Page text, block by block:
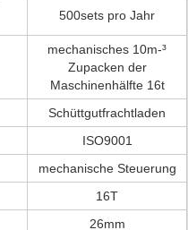
500sets pro Jahr
mechanisches 10m-³
Zupacken der
Maschinenhälfte 16t
Schüttgutfrachtladen
ISO9001
mechanische Steuerung
16T
26mm